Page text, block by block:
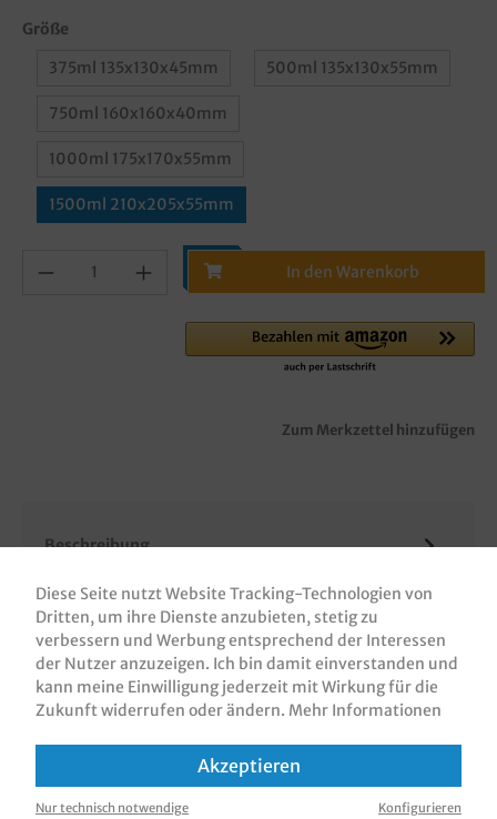
Größe
375ml 135x130x45mm
500ml 135x130x55mm
750ml 160x160x40mm
1000ml 175x170x55mm
1500ml 210x205x55mm
In den Warenkorb
Zum Merkzettel hinzufügen
Beschreibung
Salatschalen / Showcase, quadratisch, klar, mit
anhängendem Deckel, PET rec…Mehr
Bewertungen
Informationen zur Produktsicherheit
Diese Seite nutzt Website Tracking-Technologien von
Dritten, um ihre Dienste anzubieten, stetig zu
verbessern und Werbung entsprechend der Interessen
der Nutzer anzuzeigen. Ich bin damit einverstanden und
kann meine Einwilligung jederzeit mit Wirkung für die
Zukunft widerrufen oder ändern. Mehr Informationen
Akzeptieren
Nur technisch notwendige Konfigurieren